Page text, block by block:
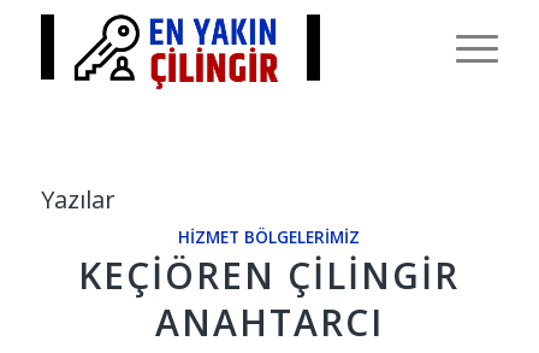
Yazılar
HIZMET BÖLGELERIMIZ
KEÇIÖREN ÇILINGIR
ANAHTARCI